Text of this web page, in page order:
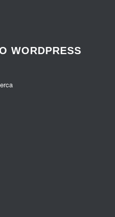
WORDPRESS